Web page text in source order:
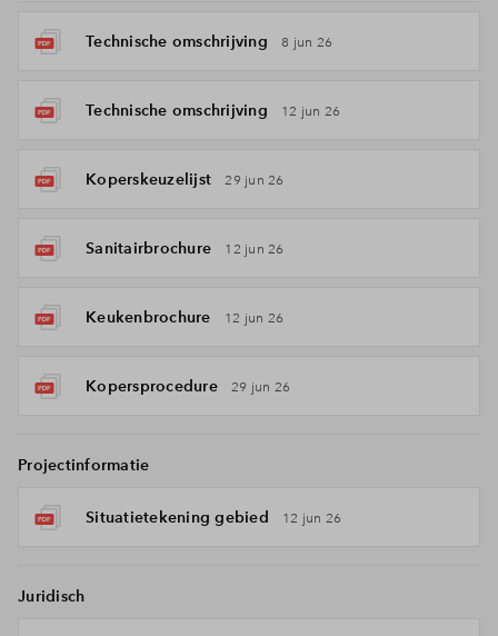
Technische omschrijving 8 jun 26
Technische omschrijving 12 jun 26
Koperskeuzelijst 29 jun 26
Sanitairbrochure 12 jun 26
Keukenbrochure 12 jun 26
Kopersprocedure 29 jun 26
Projectinformatie
Situatietekening gebied 12 jun 26
Juridisch